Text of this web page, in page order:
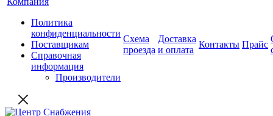
Политика
конфиденциальности
Поставщикам
Справочная
информация
Производители
Схема
проезда
Доставка
и оплата
Контакты Прайс